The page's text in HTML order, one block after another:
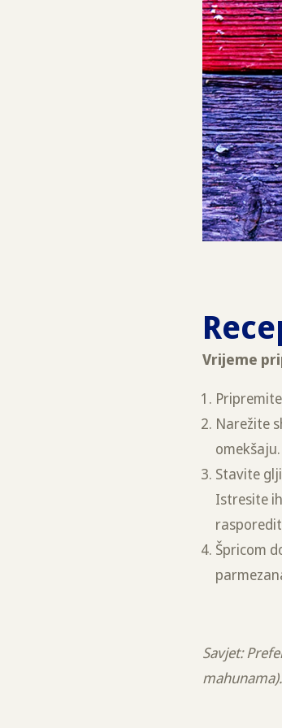
Vrijeme
Narežite
Stavite
Istresite
Špricom
Savjet: